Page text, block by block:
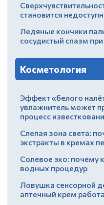
становится
Ледяные кончики
сосудистый спазм
Косметология
Эффект «белого
увлажнитель может
процесс
Слепая зона света:
экстракты в кремах
Солевое эхо: почему
водных процедур
Ловушка сенсорной
аптечный крем